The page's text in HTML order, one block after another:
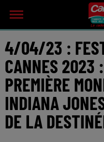
4/04/23 :
CANNES 2023
PREMIÈRE
INDIANA
DE LA